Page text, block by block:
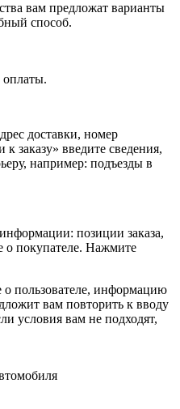
вам предложат варианты
способ.
доставки, номер
заказу» введите сведения,
например: подъезды в
позиции заказа,
о покупателе. Нажмите
пользователе, информацию
вам повторить к вводу
условия вам не подходят,